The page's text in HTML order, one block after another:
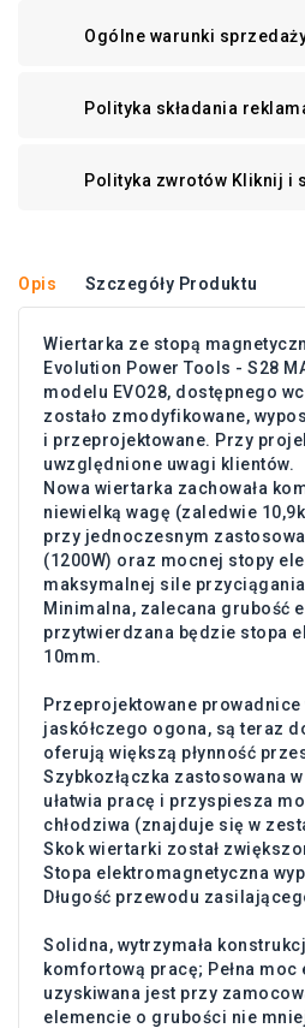
Ogólne warunki
Polityka składania
Polityka zwrotów Kliknij i
Opis Szczegóły Produktu
Wiertarka ze stopą
Evolution Power Tools - S28
modelu EVO28, dostępnego
zostało zmodyfikowane,
i przeprojektowane. Przy
uwzględnione uwagi klientów.
Nowa wiertarka zachowała
niewielką wagę (zaledwie
przy jednoczesnym
(1200W) oraz mocnej stopy
maksymalnej sile
Minimalna, zalecana grubość
przytwierdzana będzie stopa
10mm.
Przeprojektowane prowadnice
jaskółczego ogona, są teraz
oferują większą płynność
Szybkozłączka zastosowana
ułatwia pracę i przyspiesza
chłodziwa (znajduje się w
Skok wiertarki został
Stopa elektromagnetyczna
Długość przewodu
Solidna, wytrzymała
komfortową pracę; Pełna
uzyskiwana jest przy
elemencie o grubości nie